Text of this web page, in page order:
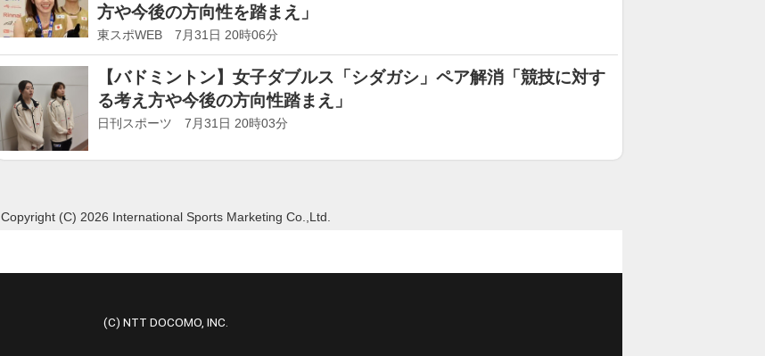
方や今後の方向性を踏まえ」
東スポWEB 7月31日 20時06分
【バドミントン】女子ダブルス「シダガシ」ペア解消「競技に対す
る考え方や今後の方向性踏まえ」
日刊スポーツ 7月31日 20時03分
Copyright (C) 2026 International Sports Marketing Co.,Ltd.
(C) NTT DOCOMO, INC.